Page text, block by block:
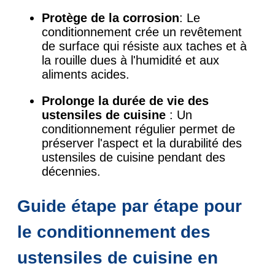
Protège de la corrosion: Le
conditionnement crée un revêtement
de surface qui résiste aux taches et à
la rouille dues à l'humidité et aux
aliments acides.
Prolonge la durée de vie des
ustensiles de cuisine : Un
conditionnement régulier permet de
préserver l'aspect et la durabilité des
ustensiles de cuisine pendant des
décennies.
Guide étape par étape pour
le conditionnement des
ustensiles de cuisine en